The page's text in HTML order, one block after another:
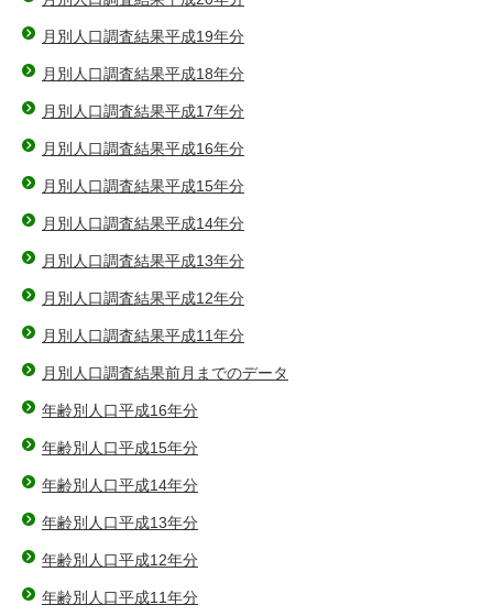
月別人口調査結果平成19年分
月別人口調査結果平成18年分
月別人口調査結果平成17年分
月別人口調査結果平成16年分
月別人口調査結果平成15年分
月別人口調査結果平成14年分
月別人口調査結果平成13年分
月別人口調査結果平成12年分
月別人口調査結果平成11年分
月別人口調査結果前月までのデータ
年齢別人口平成16年分
年齢別人口平成15年分
年齢別人口平成14年分
年齢別人口平成13年分
年齢別人口平成12年分
年齢別人口平成11年分